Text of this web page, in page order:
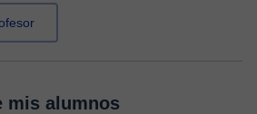
mis alumnos